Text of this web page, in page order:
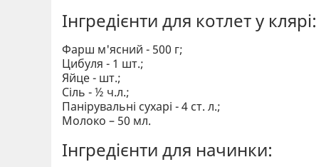
Інгредієнти для котлет у клярі:
Фарш м'ясний - 500 г;
Цибуля - 1 шт.;
Яйце - шт.;
Сіль - ½ ч.л.;
Панірувальні сухарі - 4 ст. л.;
Молоко – 50 мл.
Інгредієнти для начинки: